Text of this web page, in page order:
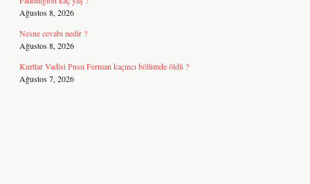
Ağustos 8, 2026
Nesne cevabı nedir ?
Ağustos 8, 2026
Kurtlar Vadisi Pusu Ferman kaçıncı bölümde öldü ?
Ağustos 7, 2026